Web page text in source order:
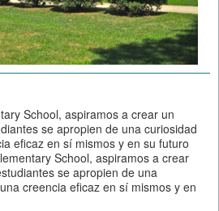
School, aspiramos a crear un
se apropien de una curiosidad
eficaz en sí mismos y en su futuro
School, aspiramos a crear
se apropien de una
creencia eficaz en sí mismos y en